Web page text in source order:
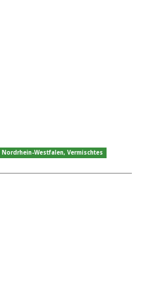
Nordrhein-Westfalen, Vermischtes